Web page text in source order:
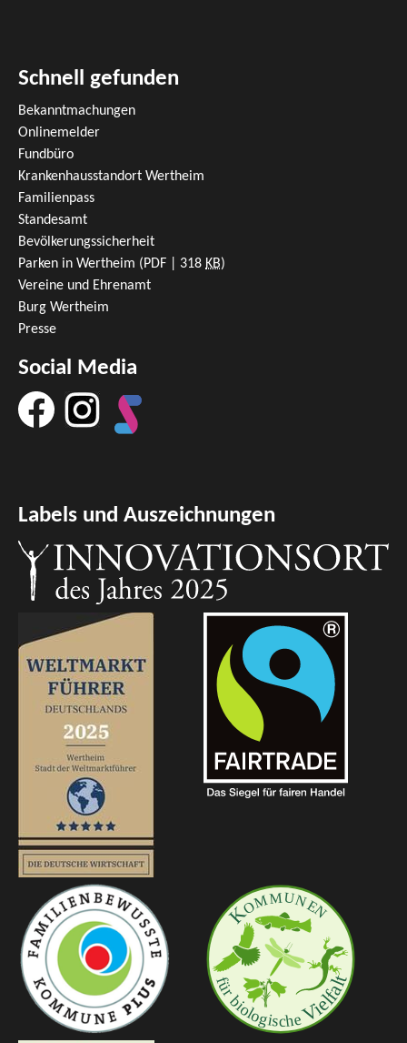
Schnell gefunden
Bekanntmachungen
Onlinemelder
Fundbüro
Krankenhausstandort Wertheim
Familienpass
Standesamt
Bevölkerungssicherheit
Parken in Wertheim (PDF | 318 KB)
Vereine und Ehrenamt
Burg Wertheim
Presse
Social Media
Labels und Auszeichnungen